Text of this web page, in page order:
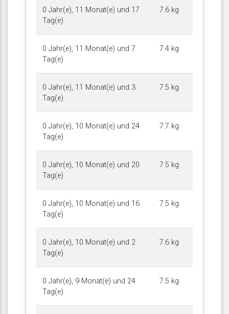
0 Jahr(e), 11 Monat(e) und 17
Tag(e)
7.6 kg
0 Jahr(e), 11 Monat(e) und 7
Tag(e)
7.4 kg
0 Jahr(e), 11 Monat(e) und 3
Tag(e)
7.5 kg
0 Jahr(e), 10 Monat(e) und 24
Tag(e)
7.7 kg
0 Jahr(e), 10 Monat(e) und 20
Tag(e)
7.5 kg
0 Jahr(e), 10 Monat(e) und 16
Tag(e)
7.5 kg
0 Jahr(e), 10 Monat(e) und 2
Tag(e)
7.6 kg
0 Jahr(e), 9 Monat(e) und 24
Tag(e)
7.5 kg